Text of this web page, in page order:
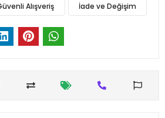
Alışveriş İade ve Değişim